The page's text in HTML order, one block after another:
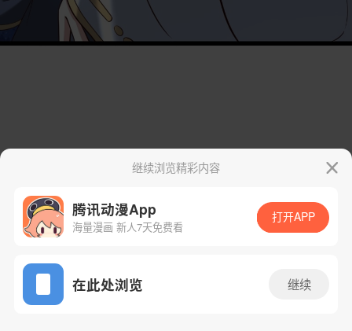
App免费看
继续浏览精彩内容
腾讯动漫App
海量漫画 新人7天免费看
打开APP
在此处浏览 继续